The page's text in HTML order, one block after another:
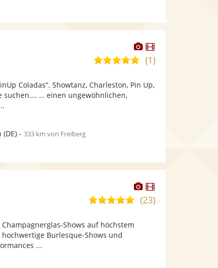
Dieser
Künstler
stellt
bereit.
Dieser
Künstler
5,0
5
(1)
Coladas“. Showtanz, Charleston, Pin Up,
suchen…. … einen ungewöhnlichen,
(DE)- 333 km von Freiberg
Dieser
Künstler
stellt
Dieser
Künstler
5,0(23)
Shows auf höchstem
Burlesque-Shows und
...